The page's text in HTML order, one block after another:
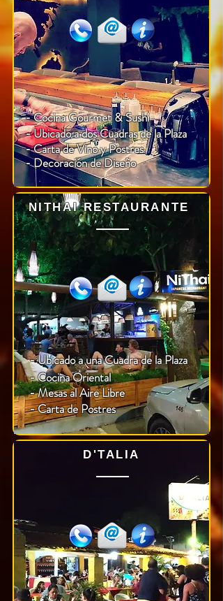
- CocinaGourmet& Sushi
- Ubicado a dos Cuadras de la Plaza
- Carta de Vino y Postres
-Decoraciónde Diseño
NITHAI RESTAURANTE
- Ubicado a una Cuadra de la Plaza
- Cocina Oriental
- Mesas al Aire Libre
- Carta de Postres
D'TALIA